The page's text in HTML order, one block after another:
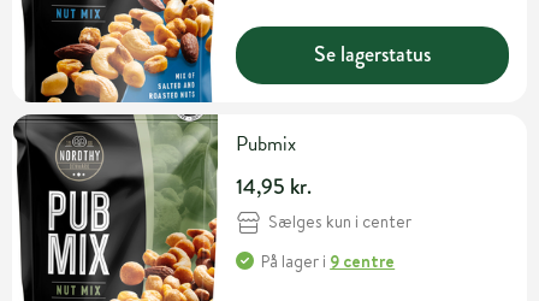
Se lagerstatus
Pubmix
14,95 kr.
Sælges kun i center
På lager i 9 centre